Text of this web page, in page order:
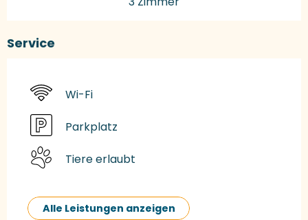
Service
Wi-Fi
Parkplatz
Tiere erlaubt
Alle Leistungen anzeigen